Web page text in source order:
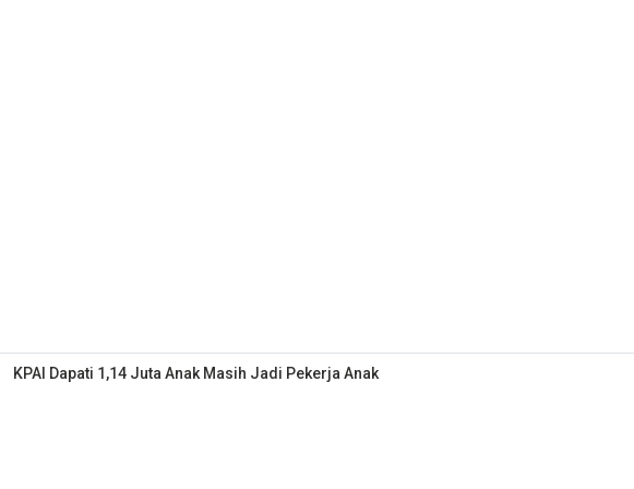
KPAI Dapati 1,14 Juta Anak Masih Jadi Pekerja Anak